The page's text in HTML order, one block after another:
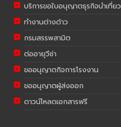
บริการขอใบอนุญาตธุรกิจนำเที่ยว
ทำงานต่างด้าว
กรมสรรพสามิต
ต่ออายุวีซ่า
ขออนุญาตกิจการโรงงาน
ขออนุญาตผู้ส่งออก
ดาวน์โหลดเอกสารฟรี